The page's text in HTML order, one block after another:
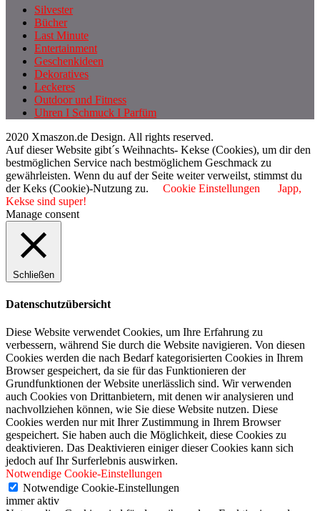
Silvester
Bücher
Last Minute
Entertainment
Geschenkideen
Dekoratives
Leckeres
Outdoor und Fitness
Uhren I Schmuck I Parfüm
2020 Xmaszon.de Design. All rights reserved.
Auf dieser Website gibt´s Weihnachts- Kekse (Cookies), um dir den
bestmöglichen Service nach bestmöglichem Geschmack zu
gewährleisten. Wenn du auf der Seite weiter verweilst, stimmst du
der Keks (Cookie)-Nutzung zu.
Cookie Einstellungen
Japp,
Kekse sind super!
Manage consent
Schließen
Datenschutzübersicht
Diese Website verwendet Cookies, um Ihre Erfahrung zu
verbessern, während Sie durch die Website navigieren. Von diesen
Cookies werden die nach Bedarf kategorisierten Cookies in Ihrem
Browser gespeichert, da sie für das Funktionieren der
Grundfunktionen der Website unerlässlich sind. Wir verwenden
auch Cookies von Drittanbietern, mit denen wir analysieren und
nachvollziehen können, wie Sie diese Website nutzen. Diese
Cookies werden nur mit Ihrer Zustimmung in Ihrem Browser
gespeichert. Sie haben auch die Möglichkeit, diese Cookies zu
deaktivieren. Das Deaktivieren einiger dieser Cookies kann sich
jedoch auf Ihr Surferlebnis auswirken.
Notwendige Cookie-Einstellungen
Notwendige Cookie-Einstellungen
immer aktiv